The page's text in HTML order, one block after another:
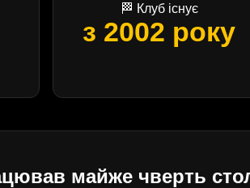
🏁 Клуб існує
з 2002 року
майже чверть